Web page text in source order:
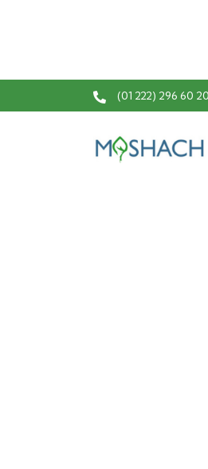
(01 222) 296 60 20